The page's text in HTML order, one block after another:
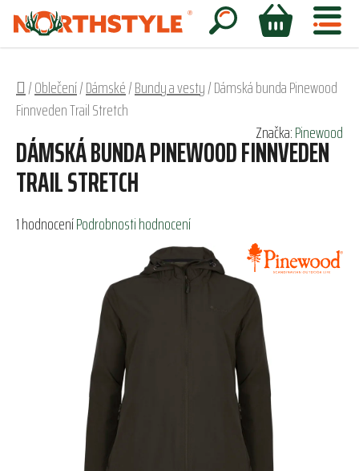
Přejít
obsah
Hledat
NÁKUPNÍ
Domů
/Oblečení/Dámské/Bundy a vesty/Dámská bunda Pinewood
Finnveden Trail Stretch
DÁMSKÁ BUNDA PINEWOOD FINNVEDEN
TRAIL STRETCH
Průměrné
1 hodnoceníPodrobnosti hodnocení
Značka:Pinewood